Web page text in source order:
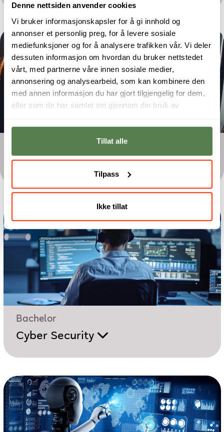
Denne nettsiden anvender cookies
Vi bruker informasjonskapsler for å gi innhold og
annonser et personlig preg, for å levere sosiale
mediefunksjoner og for å analysere trafikken vår. Vi deler
dessuten informasjon om hvordan du bruker nettstedet
vårt, med partnerne våre innen sosiale medier,
annonsering og analysearbeid, som kan kombinere den
med annen informasjon du har gjort tilgjengelig for dem,
eller som de har samlet inn gjennom din bruk av
Tillat alle
Tilpass
Ikke tillat
Programmering
Bachelor
Cyber Security